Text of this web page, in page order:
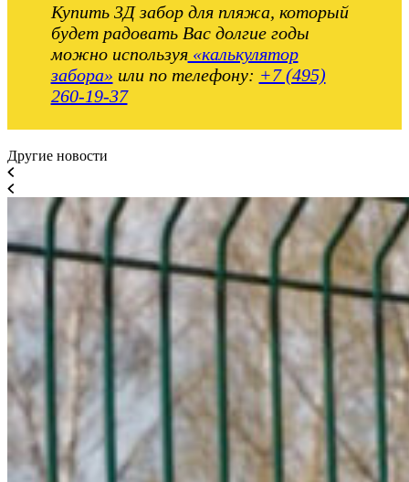
Купить 3Д забор для пляжа, который
будет радовать Вас долгие годы
можно используя«калькулятор
забора» или по телефону: +7 (495)
260-19-37
Другие новости